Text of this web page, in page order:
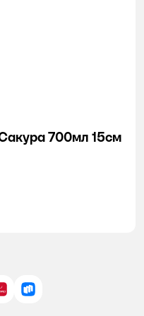
700мл 15см
Play
AppGallery
RuStore